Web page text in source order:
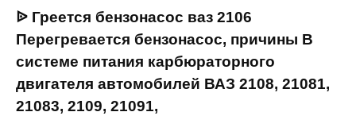
ᐉ Греется бензонасос ваз 2106
Перегревается бензонасос, причины В
системе питания карбюраторного
двигателя автомобилей ВАЗ 2108, 21081,
21083, 2109, 21091,